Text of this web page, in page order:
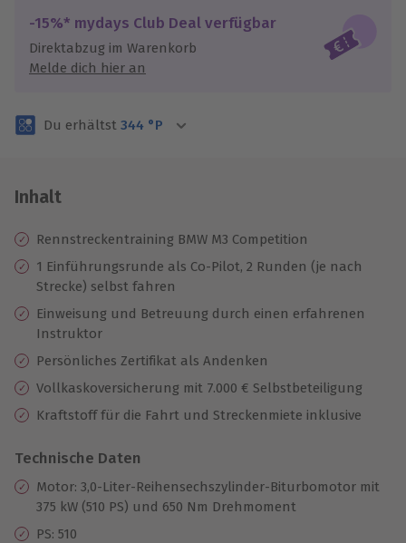
Jeder Gutschein für alle Erlebnisse einlösbar.
Maximale Sicherheit
3 Jahre gültig & verlängerbar.
-15%* mydays Club Deal verfügbar
Direktabzug im Warenkorb
Melde dich hier an
Du erhältst 344 °P
Inhalt
Rennstreckentraining BMW M3 Competition
1 Einführungsrunde als Co-Pilot, 2 Runden (je nach
Strecke) selbst fahren
Einweisung und Betreuung durch einen erfahrenen
Instruktor
Persönliches Zertifikat als Andenken
Vollkaskoversicherung mit 7.000 € Selbstbeteiligung
Kraftstoff für die Fahrt und Streckenmiete inklusive
Technische Daten
Motor: 3,0-Liter-Reihensechszylinder-Biturbomotor mit
375 kW (510 PS) und 650 Nm Drehmoment
PS: 510